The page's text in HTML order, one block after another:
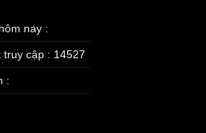
nay :
cập : 14527
: